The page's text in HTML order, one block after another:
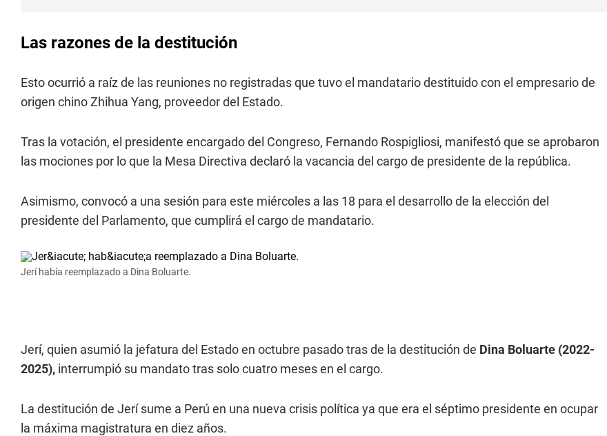
Las razones de la destitución
Esto ocurrió a raíz de las reuniones no registradas que tuvo el mandatario destituido con el empresario de
origen chino Zhihua Yang, proveedor del Estado.
Tras la votación, el presidente encargado del Congreso, Fernando Rospigliosi, manifestó que se aprobaron
las mociones por lo que la Mesa Directiva declaró la vacancia del cargo de presidente de la república.
Asimismo, convocó a una sesión para este miércoles a las 18 para el desarrollo de la elección del
presidente del Parlamento, que cumplirá el cargo de mandatario.
Jerí había reemplazado a Dina Boluarte.
Jerí, quien asumió la jefatura del Estado en octubre pasado tras de la destitución de Dina Boluarte (2022-
2025), interrumpió su mandato tras solo cuatro meses en el cargo.
La destitución de Jerí sume a Perú en una nueva crisis política ya que era el séptimo presidente en ocupar
la máxima magistratura en diez años.